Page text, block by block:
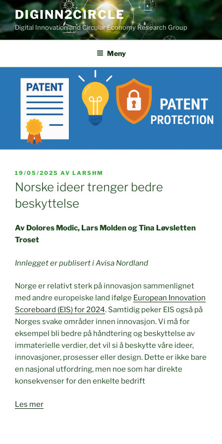
Gå
til
innhold
DIGINN2CIRCLE
Digital Innovation and Circular Economy Research Group
Meny
PUBLISERT
19/05/2025 AV LARSHM
Norske ideer trenger bedre
beskyttelse
Av Dolores Modic, Lars Molden og Tina Løvsletten
Troset
Innlegget er publisert i Avisa Nordland
Norge er relativt sterk på innovasjon sammenlignet
med andre europeiske land ifølge European Innovation
Scoreboard (EIS) for 2024. Samtidig peker EIS også på
Norges svake områder innen innovasjon. Vi må for
eksempel bli bedre på håndtering og beskyttelse av
immaterielle verdier, det vil si å beskytte våre ideer,
innovasjoner, prosesser eller design. Dette er ikke bare
en nasjonal utfordring, men noe som har direkte
konsekvenser for den enkelte bedrift
Les mer